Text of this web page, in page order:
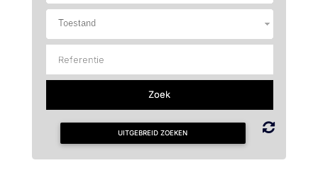
Toestand
UITGEBREID ZOEKEN